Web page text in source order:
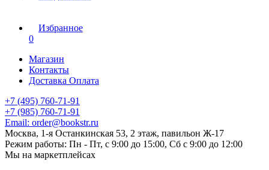
Избранное
0
Магазин
Контакты
Доставка Оплата
+7 (495) 760-71-91
+7 (985) 760-71-91
Email: order@bookstr.ru
Москва, 1-я Останкинская 53, 2 этаж, павильон Ж-17
Режим работы: Пн - Пт, с 9:00 до 15:00, Сб с 9:00 до 12:00
Мы на маркетплейсах